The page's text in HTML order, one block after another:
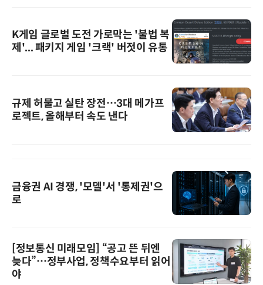
K게임 글로벌 도전 가로막는 '불법 복
제'... 패키지 게임 '크랙' 버젓이 유통
규제 허물고 실탄 장전…3대 메가프
로젝트, 올해부터 속도 낸다
금융권 AI 경쟁, '모델'서 '통제권'으
로
[정보통신 미래모임] “공고 뜬 뒤엔
늦다”…정부사업, 정책수요부터 읽어
야